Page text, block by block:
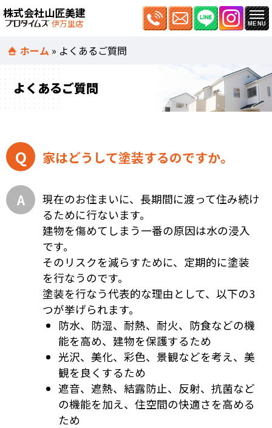
株式会社山匠美建
伊万里店
ホーム » よくあるご質問
よくあるご質問
家はどうして塗装するのですか。
現在のお住まいに、長期間に渡って住み続け
るために行ないます。
建物を傷めてしまう一番の原因は水の浸入
です。
そのリスクを減らすために、定期的に塗装
を行なうのです。
塗装を行なう代表的な理由として、以下の3
つが挙げられます。
防水、防湿、耐熱、耐火、防食などの機
能を高め、建物を保護するため
光沢、美化、彩色、景観などを考え、美
観を良くするため
遮音、遮熱、結露防止、反射、抗菌など
の機能を加え、住空間の快適さを高める
ため